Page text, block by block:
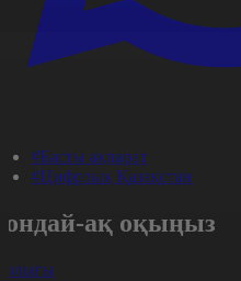
#Басты ақпарат
#Цифрлық Қазақстан
ақ оқыңыз